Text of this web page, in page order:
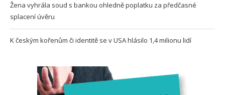
Žena vyhrála soud s bankou ohledně poplatku za předčasné
splacení úvěru
K českým kořenům či identitě se v USA hlásilo 1,4 milionu lidí